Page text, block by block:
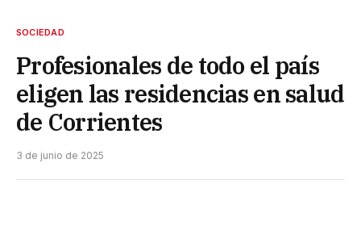
SOCIEDAD
Profesionales de todo el país
eligen las residencias en salud
de Corrientes
3 de junio de 2025